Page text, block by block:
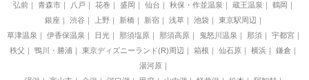
弘前
青森市 八戸 花巻 盛岡 仙台 秋保・作並温泉 蔵王温泉
鶴岡
銀座
渋谷 上野 新橋 新宿 浅草 池袋
東京駅周辺
草津温泉
伊香保温泉 日光 那須塩原 那須高原 鬼怒川温泉 那須
宇都宮
秩父
鴨川・勝浦 東京ディズニーランド(R)周辺 箱根 仙石原 横浜
鎌倉
湯河原